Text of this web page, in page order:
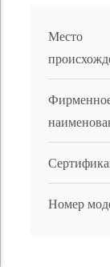
Место
Номер